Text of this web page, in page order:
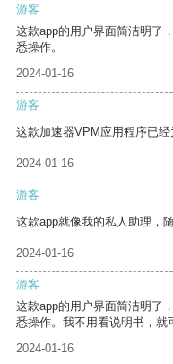
游客
这款app的用户界面简洁明了
悉操作。
2024-01-16
游客
这款加速器VPM应用程序已经
2024-01-16
游客
这款app就像我的私人助理，
2024-01-16
游客
这款app的用户界面简洁明了
悉操作。我不用看说明书，就
2024-01-16